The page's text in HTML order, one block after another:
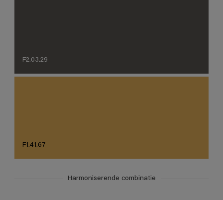
F2.03.29
F1.41.67
Harmoniserende combinatie